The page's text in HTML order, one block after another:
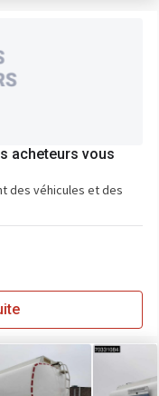
acheteurs vous
des véhicules et des